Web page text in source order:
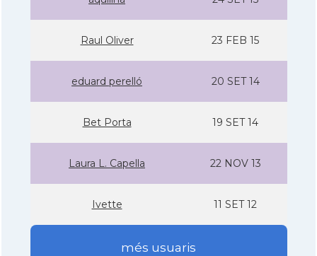
Raul Oliver 23 FEB 15
eduard perelló 20 SET 14
Bet Porta 19 SET 14
Laura L. Capella 22 NOV 13
Ivette 11 SET 12
més usuaris